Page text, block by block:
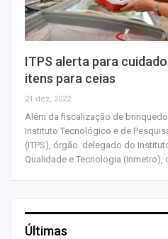
ITPS alerta para
itens para ceias
21 dez, 2022
Além da fiscalização de
Instituto Tecnológico e de
(ITPS), órgão delegado do
Qualidade e Tecnologia (Inmetro),
Últimas